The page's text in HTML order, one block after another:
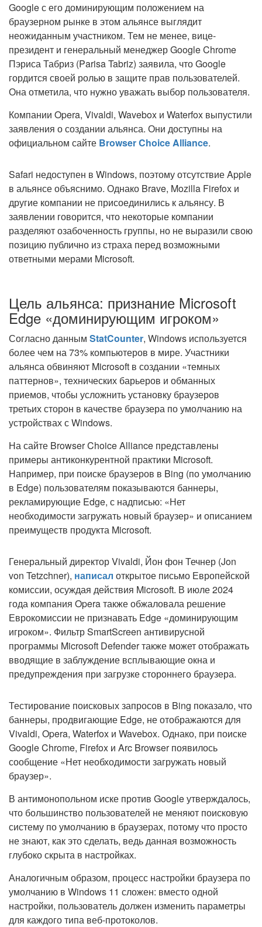
Google с его доминирующим положением на
браузерном рынке в этом альянсе выглядит
неожиданным участником. Тем не менее, вице-
президент и генеральный менеджер Google Chrome
Пэриса Табриз (Parisa Tabriz) заявила, что Google
гордится своей ролью в защите прав пользователей.
Она отметила, что нужно уважать выбор пользователя.
Компании Opera, Vivaldi, Wavebox и Waterfox выпустили
заявления о создании альянса. Они доступны на
официальном сайте Browser Choice Alliance.
Safari недоступен в Windows, поэтому отсутствие Apple
в альянсе объяснимо. Однако Brave, Mozilla Firefox и
другие компании не присоединились к альянсу. В
заявлении говорится, что некоторые компании
разделяют озабоченность группы, но не выразили свою
позицию публично из страха перед возможными
ответными мерами Microsoft.
Цель альянса: признание Microsoft
Edge «доминирующим игроком»
Согласно данным StatCounter, Windows используется
более чем на 73% компьютеров в мире. Участники
альянса обвиняют Microsoft в создании «темных
паттернов», технических барьеров и обманных
приемов, чтобы усложнить установку браузеров
третьих сторон в качестве браузера по умолчанию на
устройствах с Windows.
На сайте Browser Choice Alliance представлены
примеры антиконкурентной практики Microsoft.
Например, при поиске браузеров в Bing (по умолчанию
в Edge) пользователям показываются баннеры,
рекламирующие Edge, с надписью: «Нет
необходимости загружать новый браузер» и описанием
преимуществ продукта Microsoft.
Генеральный директор Vivaldi, Йон фон Течнер (Jon
von Tetzchner), написал открытое письмо Европейской
комиссии, осуждая действия Microsoft. В июле 2024
года компания Opera также обжаловала решение
Еврокомиссии не признавать Edge «доминирующим
игроком». Фильтр SmartScreen антивирусной
программы Microsoft Defender также может отображать
вводящие в заблуждение всплывающие окна и
предупреждения при загрузке стороннего браузера.
Тестирование поисковых запросов в Bing показало, что
баннеры, продвигающие Edge, не отображаются для
Vivaldi, Opera, Waterfox и Wavebox. Однако, при поиске
Google Chrome, Firefox и Arc Browser появилось
сообщение «Нет необходимости загружать новый
браузер».
В антимонопольном иске против Google утверждалось,
что большинство пользователей не меняют поисковую
систему по умолчанию в браузерах, потому что просто
не знают, как это сделать, ведь данная возможность
глубоко скрыта в настройках.
Аналогичным образом, процесс настройки браузера по
умолчанию в Windows 11 сложен: вместо одной
настройки, пользователь должен изменить параметры
для каждого типа веб-протоколов.